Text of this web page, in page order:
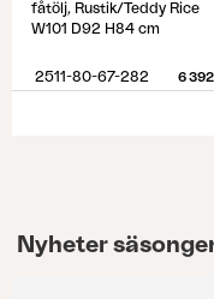
fåtölj, Rustik/Teddy Rice
W101 D92 H84 cm
2511-80-67-282 6 392
Nyheter